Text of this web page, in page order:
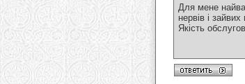
Для мене
нервів і
Якість